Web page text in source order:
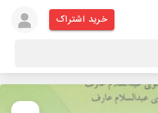
خرید اشتراک